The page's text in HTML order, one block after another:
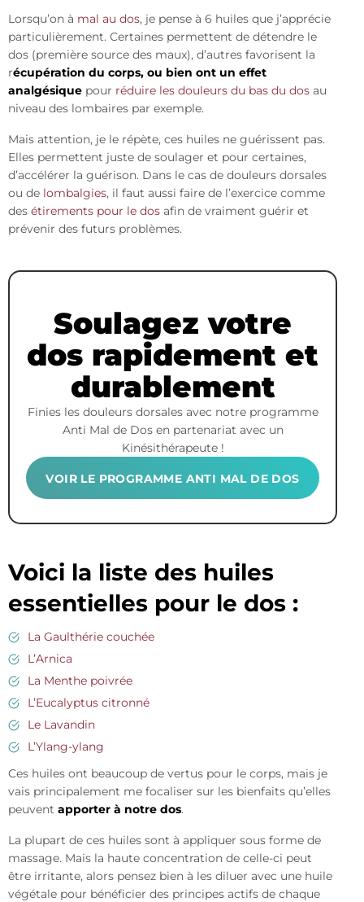
Lorsqu’on à mal au dos, je pense à 6 huiles que j’apprécie
particulièrement. Certaines permettent de détendre le
dos (première source des maux), d’autres favorisent la
récupération du corps, ou bien ont un effet
analgésique pour réduire les douleurs du bas du dos au
niveau des lombaires par exemple.
Mais attention, je le répète, ces huiles ne guérissent pas.
Elles permettent juste de soulager et pour certaines,
d’accélérer la guérison. Dans le cas de douleurs dorsales
ou de lombalgies, il faut aussi faire de l’exercice comme
des étirements pour le dos afin de vraiment guérir et
prévenir des futurs problèmes.
Soulagez votre
dos rapidement et
durablement
Finies les douleurs dorsales avec notre programme
Anti Mal de Dos en partenariat avec un
Kinésithérapeute !
VOIR LE PROGRAMME ANTI MAL DE DOS
Voici la liste des huiles
essentielles pour le dos :
La Gaulthérie couchée
L’Arnica
La Menthe poivrée
L’Eucalyptus citronné
Le Lavandin
L’Ylang-ylang
Ces huiles ont beaucoup de vertus pour le corps, mais je
vais principalement me focaliser sur les bienfaits qu’elles
peuvent apporter à notre dos.
La plupart de ces huiles sont à appliquer sous forme de
massage. Mais la haute concentration de celle-ci peut
être irritante, alors pensez bien à les diluer avec une huile
végétale pour bénéficier des principes actifs de chaque